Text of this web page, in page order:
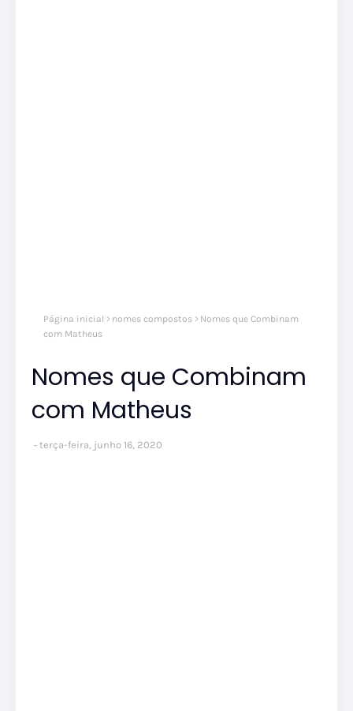
Página inicial nomes compostos
Nomes que Combinam
com Matheus
Nomes que Combinam
com Matheus
terça-feira, junho 16, 2020